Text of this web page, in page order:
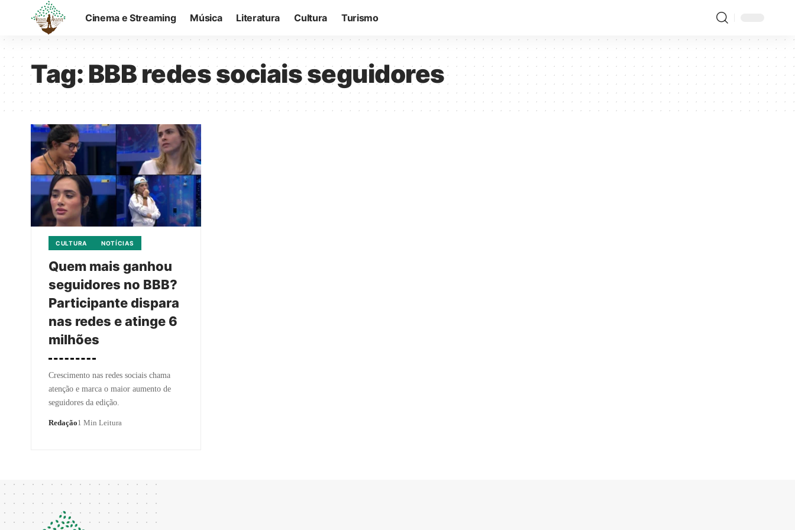
Cinema e Streaming Música Literatura Cultura Turismo
Tag:BBB redes sociais seguidores
CULTURA NOTÍCIAS
Quem mais ganhou
seguidores no BBB?
Participante dispara
nas redes e atinge 6
milhões
Crescimento nas redes sociais chama
atenção e marca o maior aumento de
seguidores da edição.
Redação1 Min Leitura